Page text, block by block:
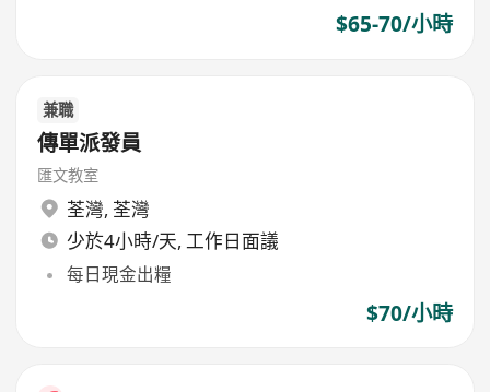
$65-70/小時
兼職
傳單派發員
匯文教室
荃灣, 荃灣
少於4小時/天, 工作日面議
每日現金出糧
$70/小時